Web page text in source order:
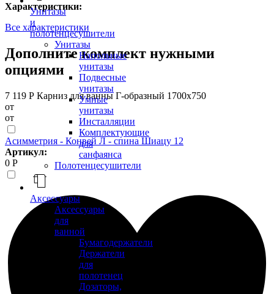
Унитазы
и
полотенцесушители
Унитазы
Напольные
унитазы
Подвесные
унитазы
Умные
унитазы
Инсталляции
Комплектующие
для
санфаянса
Полотенцесушители
Аксессуары
Аксессуары
для
ванной
Бумагодержатели
Держатели
для
полотенец
Дозаторы,
Характеристики:
Все характеристики
Дополните комплект нужными
опциями
7 119 Р Карниз для ванны Г-образный 1700х750
от
от
Асимметрия - Конвей Л - спина Шиацу 12
Артикул:
0 Р